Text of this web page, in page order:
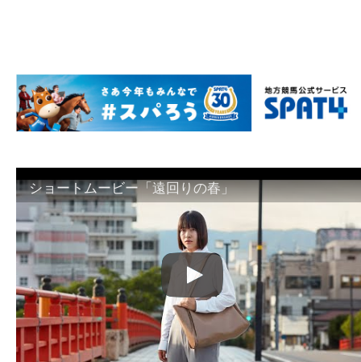
ショートムービー「遠回りの春」